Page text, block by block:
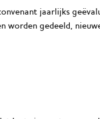
jaarlijks
gedeeld,